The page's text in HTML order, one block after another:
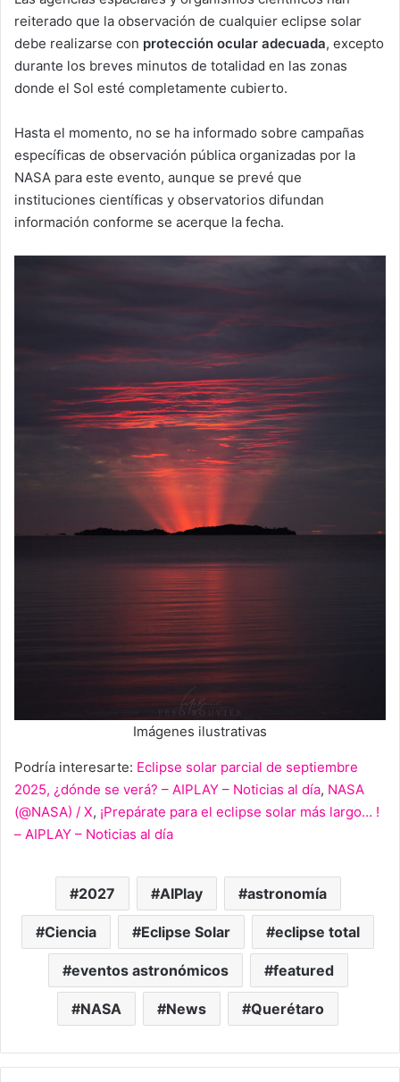
reiterado que la observación de cualquier eclipse solar
debe realizarse con protección ocular adecuada, excepto
durante los breves minutos de totalidad en las zonas
donde el Sol esté completamente cubierto.
Hasta el momento, no se ha informado sobre campañas
específicas de observación pública organizadas por la
NASA para este evento, aunque se prevé que
instituciones científicas y observatorios difundan
información conforme se acerque la fecha.
Imágenes ilustrativas
Podría interesarte: Eclipse solar parcial de septiembre
2025, ¿dónde se verá? – AIPLAY – Noticias al día, NASA
(@NASA) / X, ¡Prepárate para el eclipse solar más largo… !
– AIPLAY – Noticias al día
2027 AIPlay astronomía
Ciencia Eclipse Solar eclipse total
eventos astronómicos featured
NASA News Querétaro